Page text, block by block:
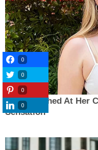
0
0
0
0